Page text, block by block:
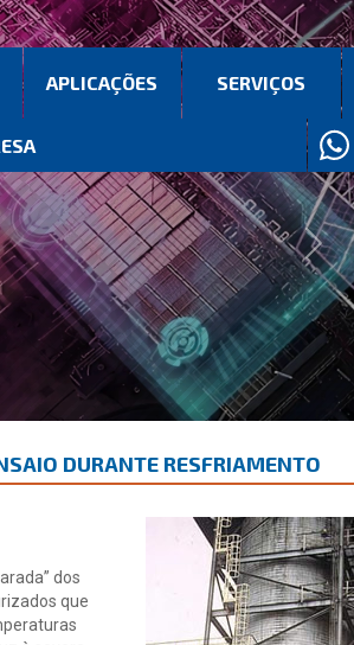
Next
APLICAÇÕES SERVIÇOS
DURANTE RESFRIAMENTO
dos
que